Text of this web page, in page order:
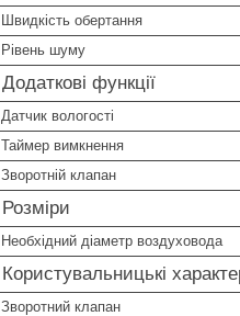
Швидкість обертання
Рівень шуму
Додаткові функції
Датчик вологості
Таймер вимкнення
Зворотній клапан
Розміри
Необхідний діаметр воздуховода
Користувальницькі
Зворотний клапан